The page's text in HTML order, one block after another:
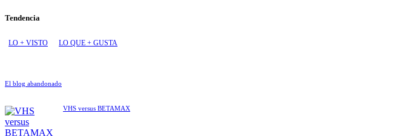
Tendencia
LO + VISTO LO QUE + GUSTA
El blog abandonado
VHS versus BETAMAX